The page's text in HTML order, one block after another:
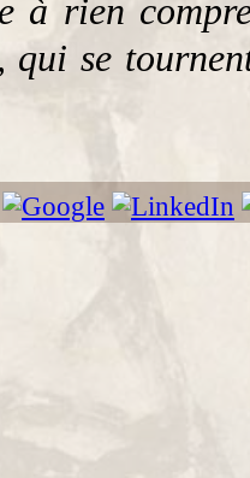
à rien
qui se